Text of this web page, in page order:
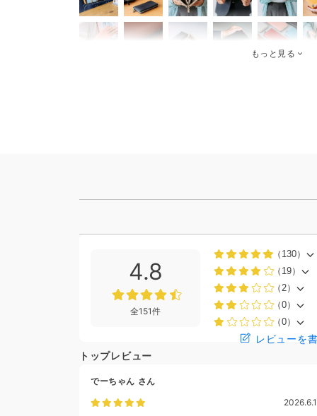
もっと見る
4.8
全151件
（130）
（19）
（2）
（0）
（0）
レビューを
トップレビュー
でーちゃん さん
2026.6.1